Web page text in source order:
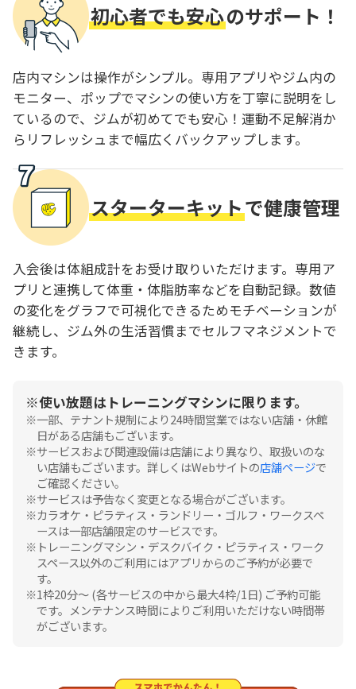
初心者でも安心のサポート！
店内マシンは操作がシンプル。専用アプリやジム内の
モニター、ポップでマシンの使い方を丁寧に説明をし
ているので、ジムが初めてでも安心！運動不足解消か
らリフレッシュまで幅広くバックアップします。
スターターキットで健康管理
入会後は体組成計をお受け取りいただけます。専用ア
プリと連携して体重・体脂肪率などを自動記録。数値
の変化をグラフで可視化できるためモチベーションが
継続し、ジム外の生活習慣までセルフマネジメントで
きます。
使い放題はトレーニングマシンに限ります。
一部、テナント規制により24時間営業ではない店舗・休館
日がある店舗もございます。
サービスおよび関連設備は店舗により異なり、取扱いのな
い店舗もございます。詳しくはWebサイトの店舗ページで
ご確認ください。
サービスは予告なく変更となる場合がございます。
カラオケ・ピラティス・ランドリー・ゴルフ・ワークスペ
ースは一部店舗限定のサービスです。
トレーニングマシン・デスクバイク・ピラティス・ワーク
スペース以外のご利用にはアプリからのご予約が必要で
す。
1枠20分〜 (各サービスの中から最大4枠/1日) ご予約可能
です。メンテナンス時間によりご利用いただけない時間帯
がございます。